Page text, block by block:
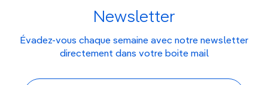
Newsletter
Évadez-vous chaque semaine avec notre newsletter
directement dans votre boite mail